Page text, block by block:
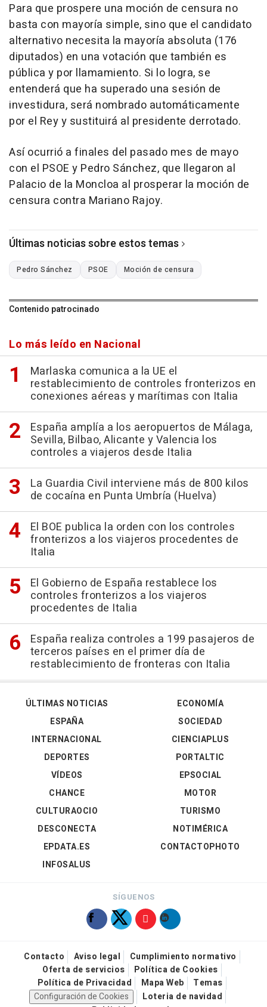
Para que prospere una moción de censura no
basta con mayoría simple, sino que el candidato
alternativo necesita la mayoría absoluta (176
diputados) en una votación que también es
pública y por llamamiento. Si lo logra, se
entenderá que ha superado una sesión de
investidura, será nombrado automáticamente
por el Rey y sustituirá al presidente derrotado.
Así ocurrió a finales del pasado mes de mayo
con el PSOE y Pedro Sánchez, que llegaron al
Palacio de la Moncloa al prosperar la moción de
censura contra Mariano Rajoy.
Últimas noticias sobre estos temas
Pedro Sánchez PSOE Moción de censura
Contenido patrocinado
Lo más leído en Nacional
Marlaska comunica a la UE el
restablecimiento de controles fronterizos en
conexiones aéreas y marítimas con Italia
España amplía a los aeropuertos de Málaga,
Sevilla, Bilbao, Alicante y Valencia los
controles a viajeros desde Italia
La Guardia Civil interviene más de 800 kilos
de cocaína en Punta Umbría (Huelva)
El BOE publica la orden con los controles
fronterizos a los viajeros procedentes de
Italia
El Gobierno de España restablece los
controles fronterizos a los viajeros
procedentes de Italia
España realiza controles a 199 pasajeros de
terceros países en el primer día de
restablecimiento de fronteras con Italia
ÚLTIMAS NOTICIAS
ESPAÑA
INTERNACIONAL
DEPORTES
VÍDEOS
ECONOMÍA
SOCIEDAD
CIENCIAPLUS
PORTALTIC
EPSOCIAL
CHANCE
CULTURAOCIO
DESCONECTA
EPDATA.ES
INFOSALUS
MOTOR
TURISMO
NOTIMÉRICA
CONTACTOPHOTO
SÍGUENOS
Contacto Aviso legal
Cumplimiento normativo
Oferta de servicios
Política de Cookies
Política de Privacidad
Mapa Web
Temas
Configuración de Cookies
Loteria de navidad